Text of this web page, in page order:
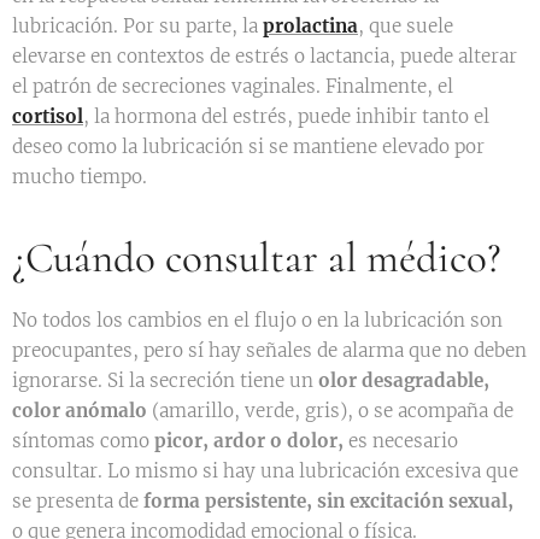
lubricación. Por su parte, la prolactina, que suele
elevarse en contextos de estrés o lactancia, puede alterar
el patrón de secreciones vaginales. Finalmente, el
cortisol, la hormona del estrés, puede inhibir tanto el
deseo como la lubricación si se mantiene elevado por
mucho tiempo.
¿Cuándo consultar al médico?
No todos los cambios en el flujo o en la lubricación son
preocupantes, pero sí hay señales de alarma que no deben
ignorarse. Si la secreción tiene un olor desagradable,
color anómalo (amarillo, verde, gris), o se acompaña de
síntomas como picor, ardor o dolor, es necesario
consultar. Lo mismo si hay una lubricación excesiva que
se presenta de forma persistente, sin excitación sexual,
o que genera incomodidad emocional o física.